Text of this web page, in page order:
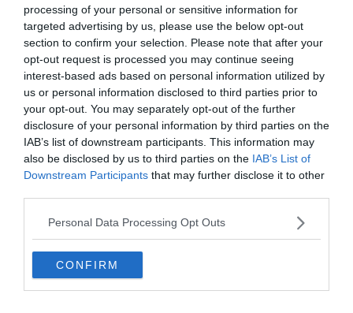
processing of your personal or sensitive information for
targeted advertising by us, please use the below opt-out
section to confirm your selection. Please note that after your
opt-out request is processed you may continue seeing
interest-based ads based on personal information utilized by
us or personal information disclosed to third parties prior to
your opt-out. You may separately opt-out of the further
disclosure of your personal information by third parties on the
IAB’s list of downstream participants. This information may
also be disclosed by us to third parties on the IAB’s List of
Downstream Participants that may further disclose it to other
Personal Data Processing Opt Outs
CONFIRM
Készen állsz?
0%
Milyen terméket árultak
'Asszonydicséret' néven
az 50-es, 60-as években?